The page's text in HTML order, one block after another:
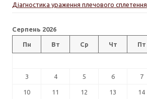
Діагностика ураження плечового сплетення
Серпень 2026
Пн Вт Ср Чт Пт
3 4 5 6 7
10 11 12 13 14